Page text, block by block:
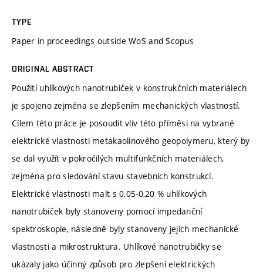
TYPE
Paper in proceedings outside WoS and Scopus
ORIGINAL ABSTRACT
Použití uhlíkových nanotrubiček v konstrukčních materiálech
je spojeno zejména se zlepšením mechanických vlastností.
Cílem této práce je posoudit vliv této příměsi na vybrané
elektrické vlastnosti metakaolinového geopolymeru, který by
se dal využít v pokročilých multifunkčních materiálech,
zejména pro sledování stavu stavebních konstrukcí.
Elektrické vlastnosti malt s 0,05-0,20 % uhlíkových
nanotrubiček byly stanoveny pomocí impedanční
spektroskopie, následně byly stanoveny jejich mechanické
vlastnosti a mikrostruktura. Uhlíkové nanotrubičky se
ukázaly jako účinný způsob pro zlepšení elektrických